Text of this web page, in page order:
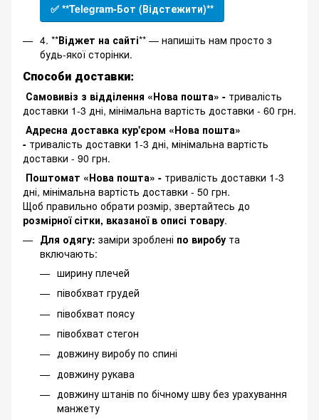
✅ **Telegram-Бот (Відстежити)**
4. **Віджет на сайті** — напишіть нам просто з
будь-якої сторінки.
Способи доставки:
Самовивіз з відділення «Нова пошта» - тривалість
доставки 1-3 дні, мінімальна вартість доставки - 60 грн.
Адресна доставка кур'єром «Нова пошта»
- тривалість доставки 1-3 дні, мінімальна вартість
доставки - 90 грн.
Поштомат «Нова пошта» - тривалість доставки 1-3
дні, мінімальна вартість доставки - 50 грн.
Щоб правильно обрати розмір, звертайтесь до
розмірної сітки, вказаної в описі товару.
Для одягу: заміри зроблені по виробу та
включають:
ширину плечей
півобхват грудей
півобхват поясу
півобхват стегон
довжину виробу по спині
довжину рукава
довжину штанів по бічному шву без урахування
манжету